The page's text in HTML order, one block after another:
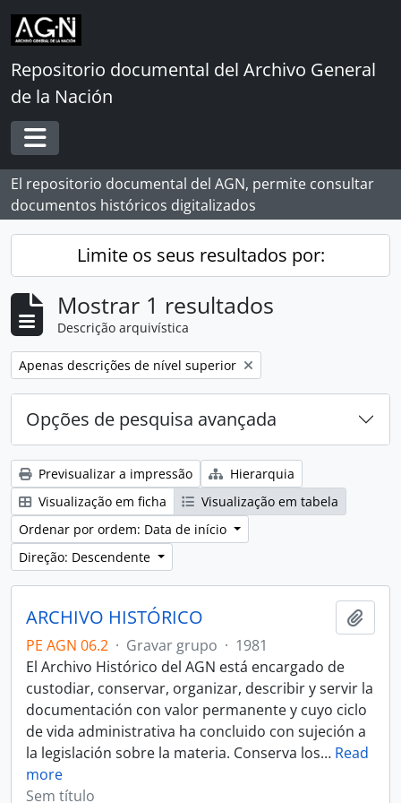
Skip to main content
Repositorio documental del Archivo General
de la Nación
Toggle navigation
El repositorio documental del AGN, permite consultar
documentos históricos digitalizados
Limite os seus resultados por:
Mostrar 1 resultados
Descrição arquivística
Remover filtro:
Apenas descrições de nível superior
Opções de pesquisa avançada
Previsualizar a impressão
Hierarquia
Visualização em ficha
Visualização em tabela
Ordenar por ordem: Data de início
Direção: Descendente
ARCHIVO HISTÓRICO
PE AGN 06.2 · Gravar grupo · 1981
El Archivo Histórico del AGN está encargado de
custodiar, conservar, organizar, describir y servir la
documentación con valor permanente y cuyo ciclo
de vida administrativa ha concluido con sujeción a
la legislación sobre la materia. Conserva los… Read
more
Sem título